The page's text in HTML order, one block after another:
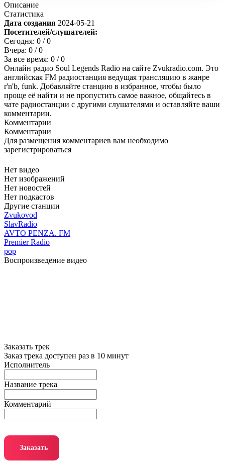
Описание
Статистика
Дата создания 2024-05-21
Посетителей/слушателей:
Сегодня: 0 / 0
Вчера: 0 / 0
За все время: 0 / 0
Онлайн радио Soul Legends Radio на сайте Zvukradio.com. Это
английская FM радиостанция ведущая трансляцию в жанре
r'n'b, funk. Добавляйте станцию в избранное, чтобы было
проще её найти и не пропустить самое важное, общайтесь в
чате радиостанции с другими слушателями и оставляйте ваши
комментарии.
Комментарии
Комментарии
Для размещения комментариев вам необходимо
зарегистрироваться
Нет видео
Нет изображений
Нет новостей
Нет подкастов
Другие станции
Zvukovod
SlavRadio
AVTO PENZA. FM
Premier Radio
pop
Воспроизведение видео
Заказать трек
Заказ трека доступен раз в 10 минут
Исполнитель
Название трека
Комментарий
Заказать